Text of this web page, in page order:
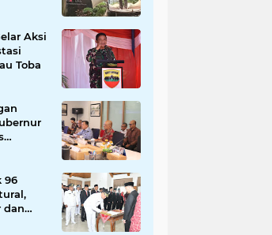
Hukum
Aksi
Toba
Jalur
96
dan